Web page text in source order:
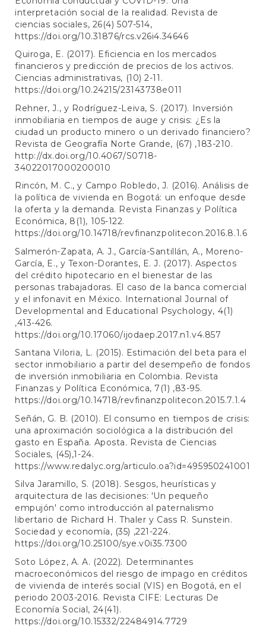
interpretación social de la realidad. Revista de
ciencias sociales, 26(4) 507-514,
https://doi.org/10.31876/rcs.v26i4.34646
Quiroga, E. (2017). Eficiencia en los mercados
financieros y predicción de precios de los activos.
Ciencias administrativas, (10) 2-11.
https://doi.org/10.24215/23143738e011
Rehner, J., y Rodríguez-Leiva, S. (2017). Inversión
inmobiliaria en tiempos de auge y crisis: ¿Es la
ciudad un producto minero o un derivado financiero?
Revista de Geografía Norte Grande, (67) ,183-210.
http://dx.doi.org/10.4067/S0718-
34022017000200010
Rincón, M. C., y Campo Robledo, J. (2016). Análisis de
la política de vivienda en Bogotá: un enfoque desde
la oferta y la demanda. Revista Finanzas y Política
Económica, 8(1), 105-122.
https://doi.org/10.14718/revfinanzpolitecon.2016.8.1.6
Salmerón-Zapata, A. J., García-Santillán, A., Moreno-
García, E., y Texon-Dorantes, E. J. (2017). Aspectos
del crédito hipotecario en el bienestar de las
personas trabajadoras. El caso de la banca comercial
y el infonavit en México. International Journal of
Developmental and Educational Psychology, 4(1)
,413-426.
https://doi.org/10.17060/ijodaep.2017.n1.v4.857
Santana Viloria, L. (2015). Estimación del beta para el
sector inmobiliario a partir del desempeño de fondos
de inversión inmobiliaria en Colombia. Revista
Finanzas y Política Económica, 7(1) ,83-95.
https://doi.org/10.14718/revfinanzpolitecon.2015.7.1.4
Señán, G. B. (2010). El consumo en tiempos de crisis:
una aproximación sociológica a la distribución del
gasto en España. Aposta. Revista de Ciencias
Sociales, (45),1-24.
https://www.redalyc.org/articulo.oa?id=495950241001
Silva Jaramillo, S. (2018). Sesgos, heurísticas y
arquitectura de las decisiones: 'Un pequeño
empujón' como introducción al paternalismo
libertario de Richard H. Thaler y Cass R. Sunstein.
Sociedad y economía, (35) ,221-224.
https://doi.org/10.25100/sye.v0i35.7300
Soto López, A. A. (2022). Determinantes
macroeconómicos del riesgo de impago en créditos
de vivienda de interés social (VIS) en Bogotá, en el
periodo 2003-2016. Revista CIFE: Lecturas De
Economía Social, 24(41).
https://doi.org/10.15332/22484914.7729